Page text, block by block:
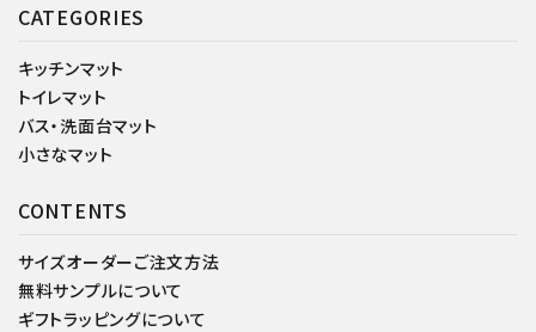
CATEGORIES
キッチンマット
トイレマット
バス・洗面台マット
小さなマット
CONTENTS
サイズオーダーご注文方法
無料サンプルについて
ギフトラッピングについて